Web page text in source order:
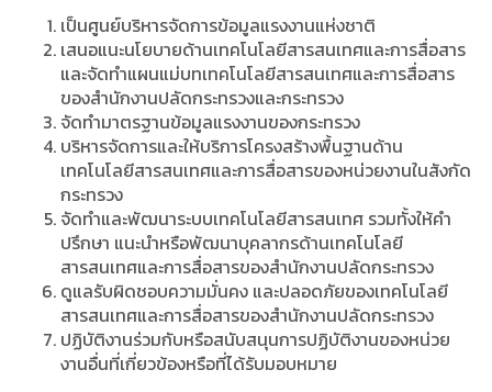
เป็นศูนย์บริหารจัดการข้อมูลแรงงานแห่งชาติ
เสนอแนะนโยบายด้านเทคโนโลยีสารสนเทศและการสื่อสาร
และจัดทำแผนแม่บทเทคโนโลยีสารสนเทศและการสื่อสาร
ของสำนักงานปลัดกระทรวงและกระทรวง
จัดทำมาตรฐานข้อมูลแรงงานของกระทรวง
บริหารจัดการและให้บริการโครงสร้างพื้นฐานด้าน
เทคโนโลยีสารสนเทศและการสื่อสารของหน่วยงานในสังกัด
กระทรวง
จัดทำและพัฒนาระบบเทคโนโลยีสารสนเทศ รวมทั้งให้คำ
ปรึกษา แนะนำหรือพัฒนาบุคลากรด้านเทคโนโลยี
สารสนเทศและการสื่อสารของสำนักงานปลัดกระทรวง
ดูแลรับผิดชอบความมั่นคง และปลอดภัยของเทคโนโลยี
สารสนเทศและการสื่อสารของสำนักงานปลัดกระทรวง
ปฏิบัติงานร่วมกับหรือสนับสนุนการปฏิบัติงานของหน่วย
งานอื่นที่เกี่ยวข้องหรือที่ได้รับมอบหมาย